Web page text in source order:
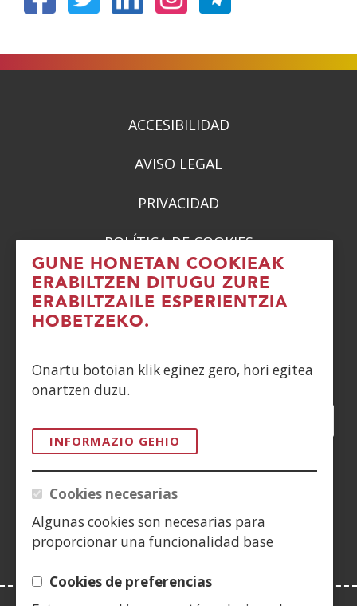
GUNE HONETAN COOKIEAK
ERABILTZEN DITUGU ZURE
ERABILTZAILE ESPERIENTZIA
HOBETZEKO.
Onartu botoian klik eginez gero, hori egitea
onartzen duzu.
INFORMAZIO GEHIO
Cookies necesarias
Algunas cookies son necesarias para
proporcionar una funcionalidad base
Cookies de preferencias
ACCESIBILIDAD
AVISO LEGAL
PRIVACIDAD
POLÍTICA DE COOKIES
DENUNCIAS
CONTACTO
Siguenos en:
leiho
berrian)
leiho
berrian)
leiho
berrian)
YouTube
(Ireki
leiho
berrian)
(Ireki